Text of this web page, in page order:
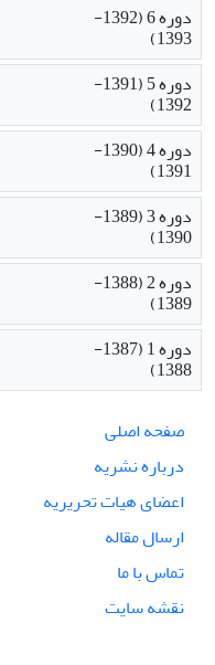
دوره 6 (1392-
1393)
دوره 5 (1391-
1392)
دوره 4 (1390-
1391)
دوره 3 (1389-
1390)
دوره 2 (1388-
1389)
دوره 1 (1387-
1388)
صفحه اصلی
درباره نشریه
اعضای هیات تحریریه
ارسال مقاله
تماس با ما
نقشه سایت